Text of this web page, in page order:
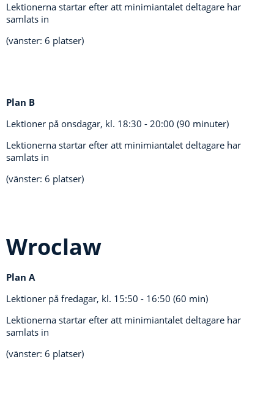
Lektionerna startar efter att minimiantalet deltagare har
samlats in
(vänster: 6 platser)
Plan B
Lektioner på onsdagar, kl. 18:30 - 20:00 (90 minuter)
Lektionerna startar efter att minimiantalet deltagare har
samlats in
(vänster: 6 platser)
Wroclaw
Plan A
Lektioner på fredagar, kl. 15:50 - 16:50 (60 min)
Lektionerna startar efter att minimiantalet deltagare har
samlats in
(vänster: 6 platser)